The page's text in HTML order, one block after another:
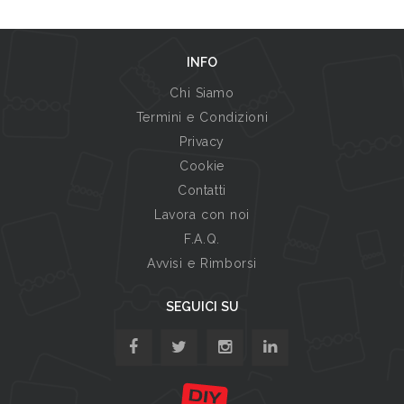
INFO
Chi Siamo
Termini e Condizioni
Privacy
Cookie
Contatti
Lavora con noi
F.A.Q.
Avvisi e Rimborsi
SEGUICI SU